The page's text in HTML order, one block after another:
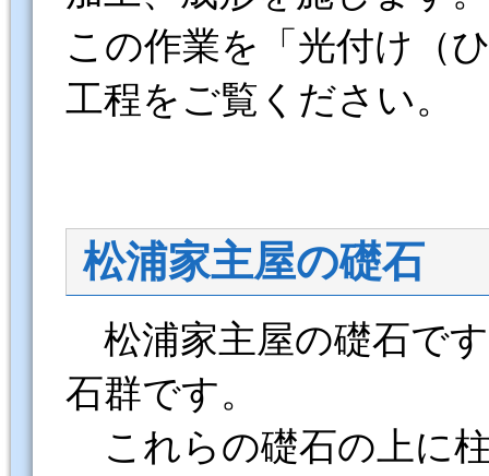
この作業を「光付け（
工程をご覧ください。
松浦家主屋の礎石
松浦家主屋の礎石で
石群です。
これらの礎石の上に